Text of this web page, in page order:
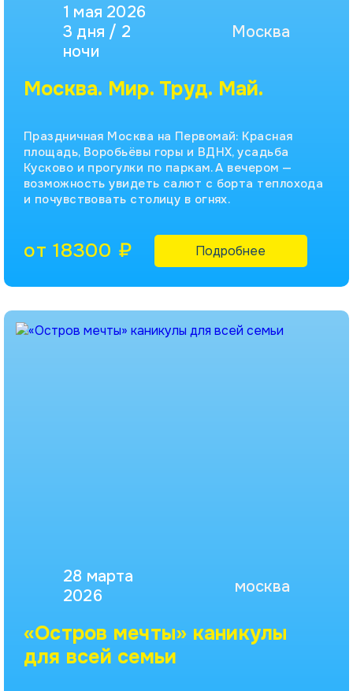
1 мая 2026
3 дня / 2
ночи
Москва
Москва. Мир. Труд. Май.
Праздничная Москва на Первомай: Красная
площадь, Воробьёвы горы и ВДНХ, усадьба
Кусково и прогулки по паркам. А вечером —
возможность увидеть салют с борта теплохода
и почувствовать столицу в огнях.
от 18300 ₽ Подробнее
28 марта
2026
москва
«Остров мечты» каникулы
для всей семьи